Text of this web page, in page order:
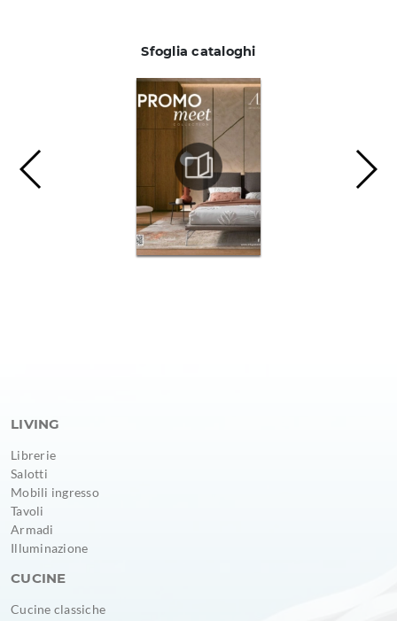
Sfoglia cataloghi
LIVING
Librerie
Salotti
Mobili ingresso
Tavoli
Armadi
Illuminazione
CUCINE
Cucine classiche